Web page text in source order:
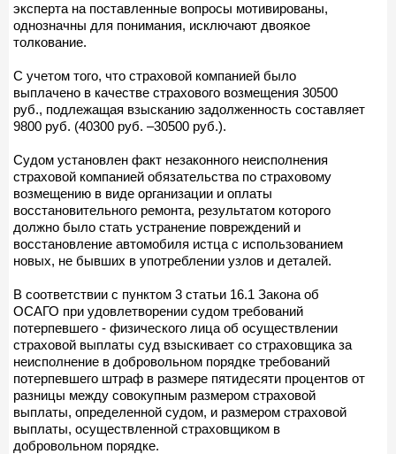
эксперта на поставленные вопросы мотивированы,
однозначны для понимания, исключают двоякое
толкование.
С учетом того, что страховой компанией было
выплачено в качестве страхового возмещения 30500
руб., подлежащая взысканию задолженность составляет
9800 руб. (40300 руб. –30500 руб.).
Судом установлен факт незаконного неисполнения
страховой компанией обязательства по страховому
возмещению в виде организации и оплаты
восстановительного ремонта, результатом которого
должно было стать устранение повреждений и
восстановление автомобиля истца с использованием
новых, не бывших в употреблении узлов и деталей.
В соответствии с пунктом 3 статьи 16.1 Закона об
ОСАГО при удовлетворении судом требований
потерпевшего - физического лица об осуществлении
страховой выплаты суд взыскивает со страховщика за
неисполнение в добровольном порядке требований
потерпевшего штраф в размере пятидесяти процентов от
разницы между совокупным размером страховой
выплаты, определенной судом, и размером страховой
выплаты, осуществленной страховщиком в
добровольном порядке.